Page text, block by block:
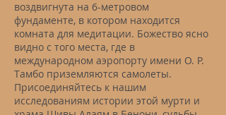
воздвигнута на 6-метровом
фундаменте, в котором находится
комната для медитации. Божество ясно
видно с того места, где в
международном аэропорту имени О. Р.
Тамбо приземляются самолеты.
Присоединяйтесь к нашим
исследованиям истории этой мурти и